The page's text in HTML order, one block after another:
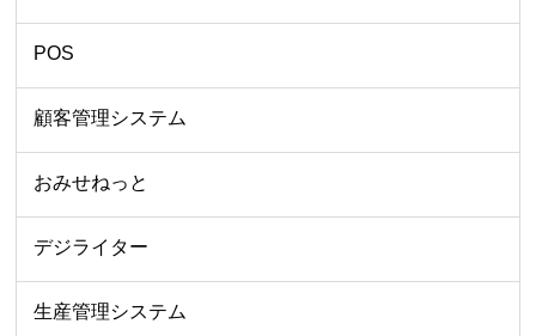
POS
顧客管理システム
おみせねっと
デジライター
生産管理システム